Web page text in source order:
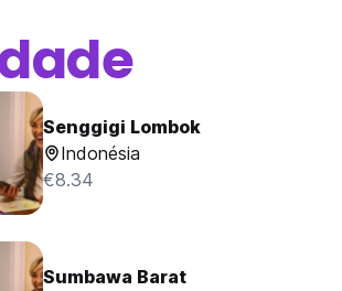
Senggigi Lombok
Indonésia
€8.34
Sumbawa Barat